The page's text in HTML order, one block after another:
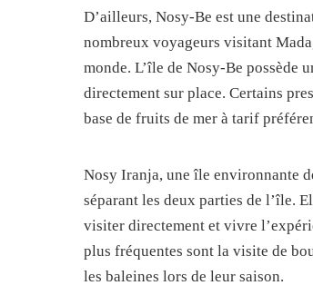
D’ailleurs, Nosy-Be est une
nombreux voyageurs visitant
monde. L’île de Nosy-Be possède
directement sur place. Certains
base de fruits de mer à tarif
Nosy Iranja, une île environnante
séparant les deux parties de l’île.
visiter directement et vivre
plus fréquentes sont la visite de
les baleines lors de leur saison.